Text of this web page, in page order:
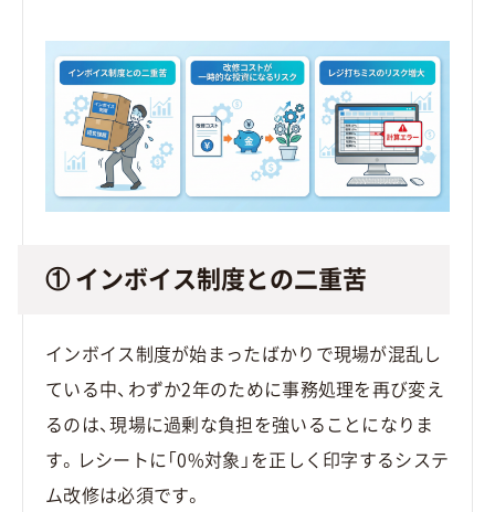
① インボイス制度との二重苦
インボイス制度が始まったばかりで現場が混乱し
ている中、わずか2年のために事務処理を再び変え
るのは、現場に過剰な負担を強いることになりま
す。レシートに「0%対象」を正しく印字するシステ
ム改修は必須です。